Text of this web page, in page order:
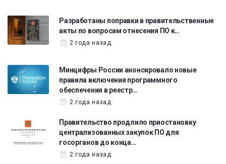
Разработаны поправки в правительственные
акты по вопросам отнесения ПО к…
2 года назад
Минцифры России анонсировало новые
правила включения программного
обеспечения в реестр…
2 года назад
Правительство продлило приостановку
централизованных закупок ПО для
госорганов до конца…
2 года назад